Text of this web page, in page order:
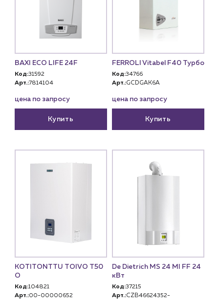
BAXI ECO LIFE 24F
Код:31592
Арт.:7814104
цена по запросу
Купить
FERROLI Vitabel F40 Турбо
Код:34766
Арт.:GCDGAK6A
цена по запросу
Купить
KOTITONTTU TOIVO T50
O
Код:104821
Арт.:00-00000652
De Dietrich MS 24 MI FF 24
кВт
Код:37215
Арт.:CZB46624352-